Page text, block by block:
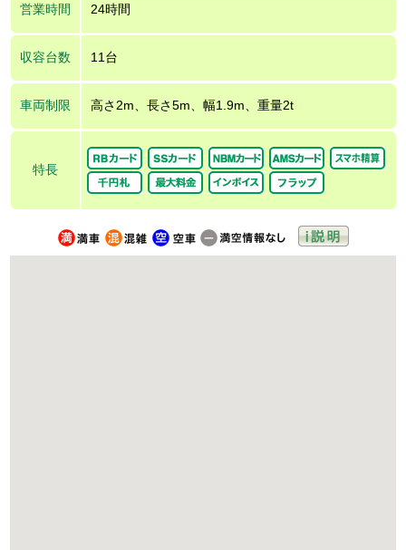
営業時間 24時間
収容台数 11台
車両制限 高さ2m、長さ5m、幅1.9m、重量2t
特長